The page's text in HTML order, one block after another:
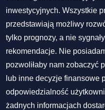
inwestycyjnych. Wszystkie
przedstawiają możliwy
tylko prognozy, a nie
rekomendacje. Nie
pozwoliłaby nam zobaczyć
lub inne decyzje finansowe
odpowiedzialność
żadnych informacjach